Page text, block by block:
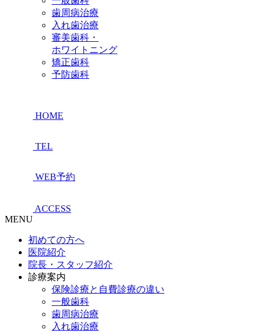
歯周病治療
入れ歯治療
審美歯科・
ホワイトニング
矯正歯科
予防歯科
HOME
TEL
WEB予約
ACCESS
MENU
初めての方へ
医院紹介
院長・スタッフ紹介
診療案内
保険診療と自費診療の違い
一般歯科
歯周病治療
入れ歯治療